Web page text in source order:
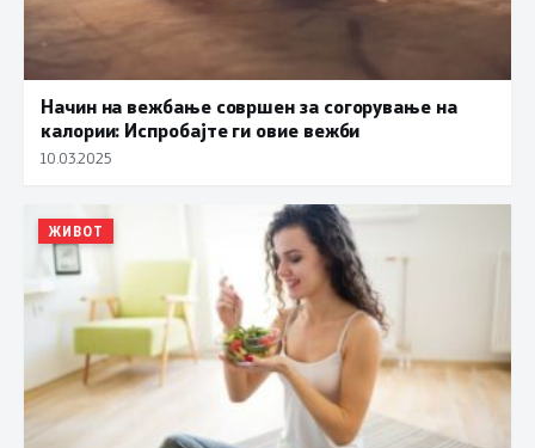
Начин на вежбање совршен за согорување на
калории: Испробајте ги овие вежби
10.03.2025
ЖИВОТ